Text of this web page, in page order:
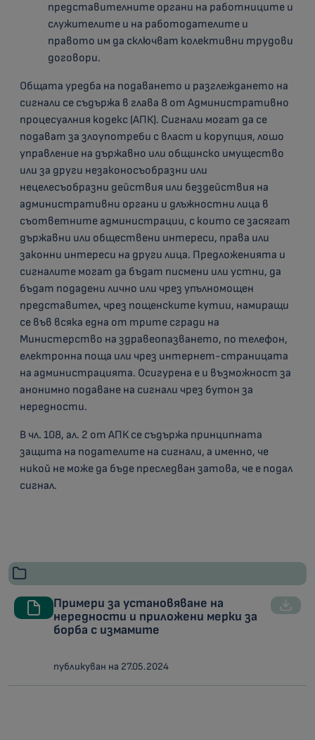
представителните органи на работниците и
служителите и на работодателите и
правото им да сключват колективни трудови
договори.
Общата уредба на подаването и разглеждането на
сигнали се съдържа в глава 8 от Административно
процесуалния кодекс (АПК). Сигнали могат да се
подават за злоупотреби с власт и корупция, лошо
управление на държавно или общинско имущество
или за други незаконосъобразни или
нецелесъобразни действия или бездействия на
административни органи и длъжностни лица в
съответните администрации, с които се засягат
държавни или обществени интереси, права или
законни интереси на други лица. Предложенията и
сигналите могат да бъдат писмени или устни, да
бъдат подадени лично или чрез упълномощен
представител, чрез пощенските кутии, намиращи
се във всяка една от трите сгради на
Министерство на здравеопазването, по телефон,
електронна поща или чрез интернет-страницата
на администрацията. Осигурена е и възможност за
анонимно подаване на сигнали чрез бутон за
нередности.
В чл. 108, ал. 2 от АПК се съдържа принципната
защита на подателите на сигнали, а именно, че
никой не може да бъде преследван затова, че е подал
сигнал.
Примери за установяване на
нередности и приложени мерки за
борба с измамите
публикуван на 27.05.2024